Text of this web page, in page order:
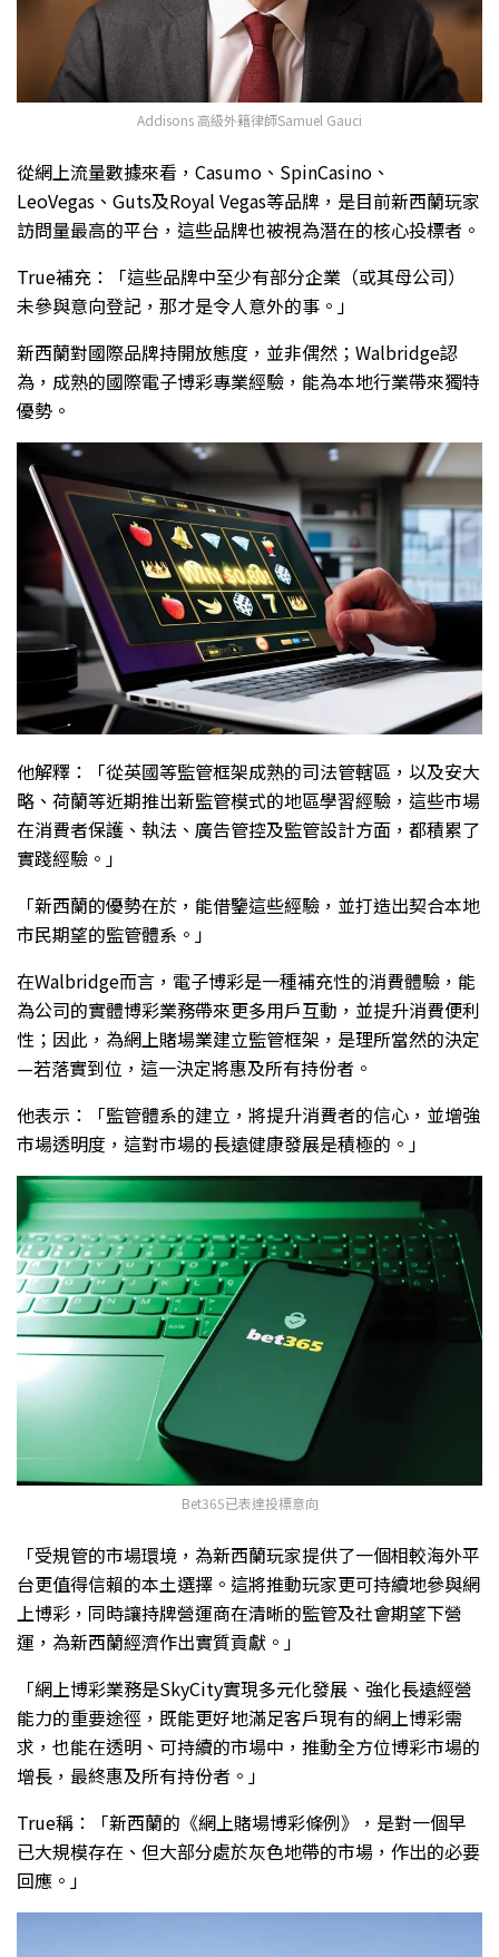
Addisons 高級外籍律師Samuel Gauci
從網上流量數據來看，Casumo、SpinCasino、
LeoVegas、Guts及Royal Vegas等品牌，是目前新西蘭玩家
訪問量最高的平台，這些品牌也被視為潛在的核心投標者。
True補充：「這些品牌中至少有部分企業（或其母公司）
未參與意向登記，那才是令人意外的事。」
新西蘭對國際品牌持開放態度，並非偶然；Walbridge認
為，成熟的國際電子博彩專業經驗，能為本地行業帶來獨特
優勢。
他解釋：「從英國等監管框架成熟的司法管轄區，以及安大
略、荷蘭等近期推出新監管模式的地區學習經驗，這些市場
在消費者保護、執法、廣告管控及監管設計方面，都積累了
實踐經驗。」
「新西蘭的優勢在於，能借鑒這些經驗，並打造出契合本地
市民期望的監管體系。」
在Walbridge而言，電子博彩是一種補充性的消費體驗，能
為公司的實體博彩業務帶來更多用戶互動，並提升消費便利
性；因此，為網上賭場業建立監管框架，是理所當然的決定
—若落實到位，這一決定將惠及所有持份者。
他表示：「監管體系的建立，將提升消費者的信心，並增強
市場透明度，這對市場的長遠健康發展是積極的。」
Bet365已表達投標意向
「受規管的市場環境，為新西蘭玩家提供了一個相較海外平
台更值得信賴的本土選擇。這將推動玩家更可持續地參與網
上博彩，同時讓持牌營運商在清晰的監管及社會期望下營
運，為新西蘭經濟作出實質貢獻。」
「網上博彩業務是SkyCity實現多元化發展、強化長遠經營
能力的重要途徑，既能更好地滿足客戶現有的網上博彩需
求，也能在透明、可持續的市場中，推動全方位博彩市場的
增長，最終惠及所有持份者。」
True稱：「新西蘭的《網上賭場博彩條例》，是對一個早
已大規模存在、但大部分處於灰色地帶的市場，作出的必要
回應。」